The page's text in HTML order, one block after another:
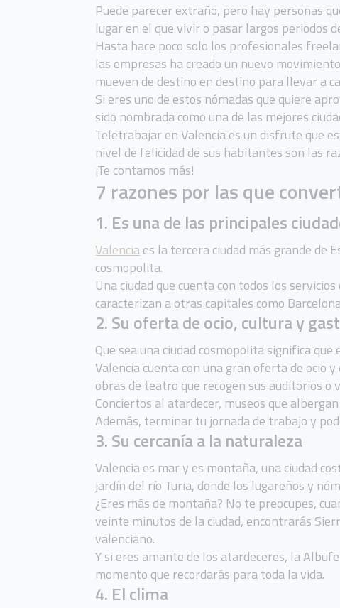
Puede parecer extraño, pero hay personas
lugar en el que vivir o pasar largos periodos
Hasta hace poco solo los profesionales
las empresas ha creado un nuevo
mueven de destino en destino para llevar a
Si eres uno de estos nómadas que quiere
sido nombrada como una de las mejores
Teletrabajar en Valencia es un disfrute que
nivel de felicidad de sus habitantes son las
¡Te contamos más!
7 razones por las que
1. Es una de las principales
Valenciaes la tercera ciudad más grande de
cosmopolita.
Una ciudad que cuenta con todos los
caracterizan a otras capitales como
2. Su oferta de ocio, cultura y
Que sea una ciudad cosmopolita significa
Valencia cuenta con una gran oferta de
obras de teatro que recogen sus auditorios o
Conciertos al atardecer, museos que
Además, terminar tu jornada de trabajo y
3. Su cercanía a la naturaleza
Valencia es mar y es montaña, una ciudad
jardín del río Turia, donde los lugareños y
¿Eres más de montaña? No te preocupes,
veinte minutos de la ciudad, encontrarás
valenciano.
Y si eres amante de los atardeceres, la
momento que recordarás para toda la vida.
4. El clima